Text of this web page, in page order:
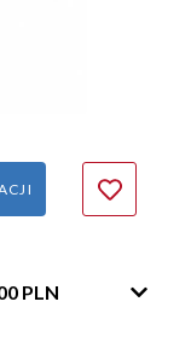
PLN